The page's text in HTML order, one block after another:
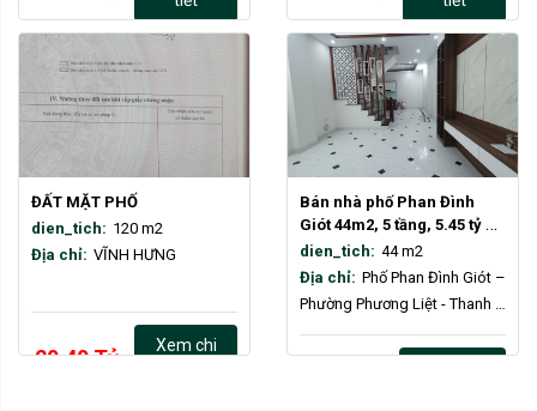
ĐẤT MẶT PHỐ
dien_tich: 120 m2
Địa chỉ: VĨNH HƯNG
20.40 TỷVND
Xem chi
Bán nhà phố Phan Đình
Giót 44m2, 5 tầng, 5.45 tỷ
(có thương lượng)
dien_tich: 44 m2
Địa chỉ: Phố Phan Đình Giót –
Phường Phương Liệt - Thanh